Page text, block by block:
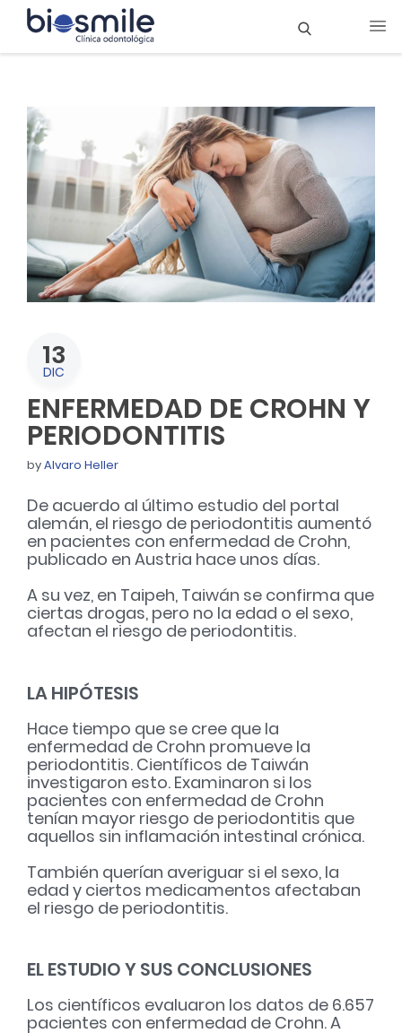
13
DIC
ENFERMEDAD DE CROHN Y
PERIODONTITIS
byAlvaro Heller
De acuerdo al último estudio del portal
alemán, el riesgo de periodontitis aumentó
en pacientes con enfermedad de Crohn,
publicado en Austria hace unos días.
A su vez, en Taipeh, Taiwán se confirma que
ciertas drogas, pero no la edad o el sexo,
afectan el riesgo de periodontitis.
LA HIPÓTESIS
Hace tiempo que se cree que la
enfermedad de Crohn promueve la
periodontitis. Científicos de Taiwán
investigaron esto. Examinaron si los
pacientes con enfermedad de Crohn
tenían mayor riesgo de periodontitis que
aquellos sin inflamación intestinal crónica.
También querían averiguar si el sexo, la
edad y ciertos medicamentos afectaban
el riesgo de periodontitis.
EL ESTUDIO Y SUS CONCLUSIONES
Los científicos evaluaron los datos de 6.657
pacientes con enfermedad de Crohn. A